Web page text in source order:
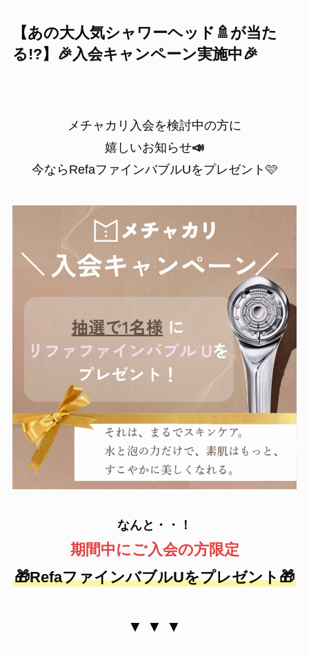
【あの大人気シャワーヘッド🚿が当た
る!?】🎉入会キャンペーン実施中🎉
メチャカリ入会を検討中の方に
嬉しいお知らせ📣
今ならRefaファインバブルUをプレゼント🩷
なんと・・！
期間中にご入会の方限定
🎁RefaファインバブルUをプレゼント🎁
▼ ▼ ▼